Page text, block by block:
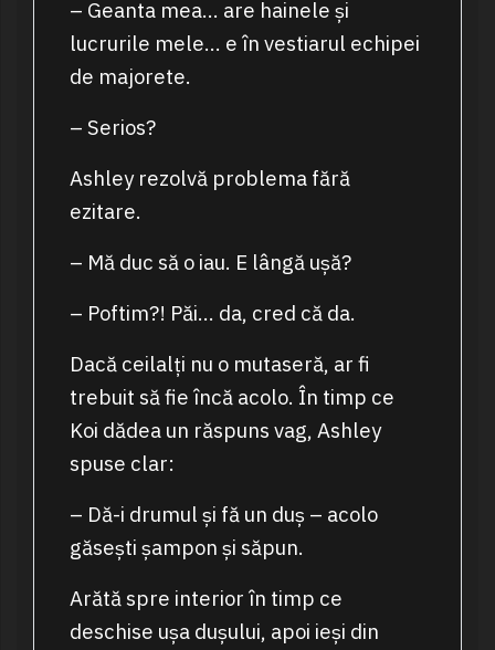
– Geanta mea… are hainele și
lucrurile mele… e în vestiarul echipei
de majorete.
– Serios?
Ashley rezolvă problema fără
ezitare.
– Mă duc să o iau. E lângă ușă?
– Poftim?! Păi… da, cred că da.
Dacă ceilalți nu o mutaseră, ar fi
trebuit să fie încă acolo. În timp ce
Koi dădea un răspuns vag, Ashley
spuse clar:
– Dă-i drumul și fă un duș – acolo
găsești șampon și săpun.
Arătă spre interior în timp ce
deschise ușa dușului, apoi ieși din